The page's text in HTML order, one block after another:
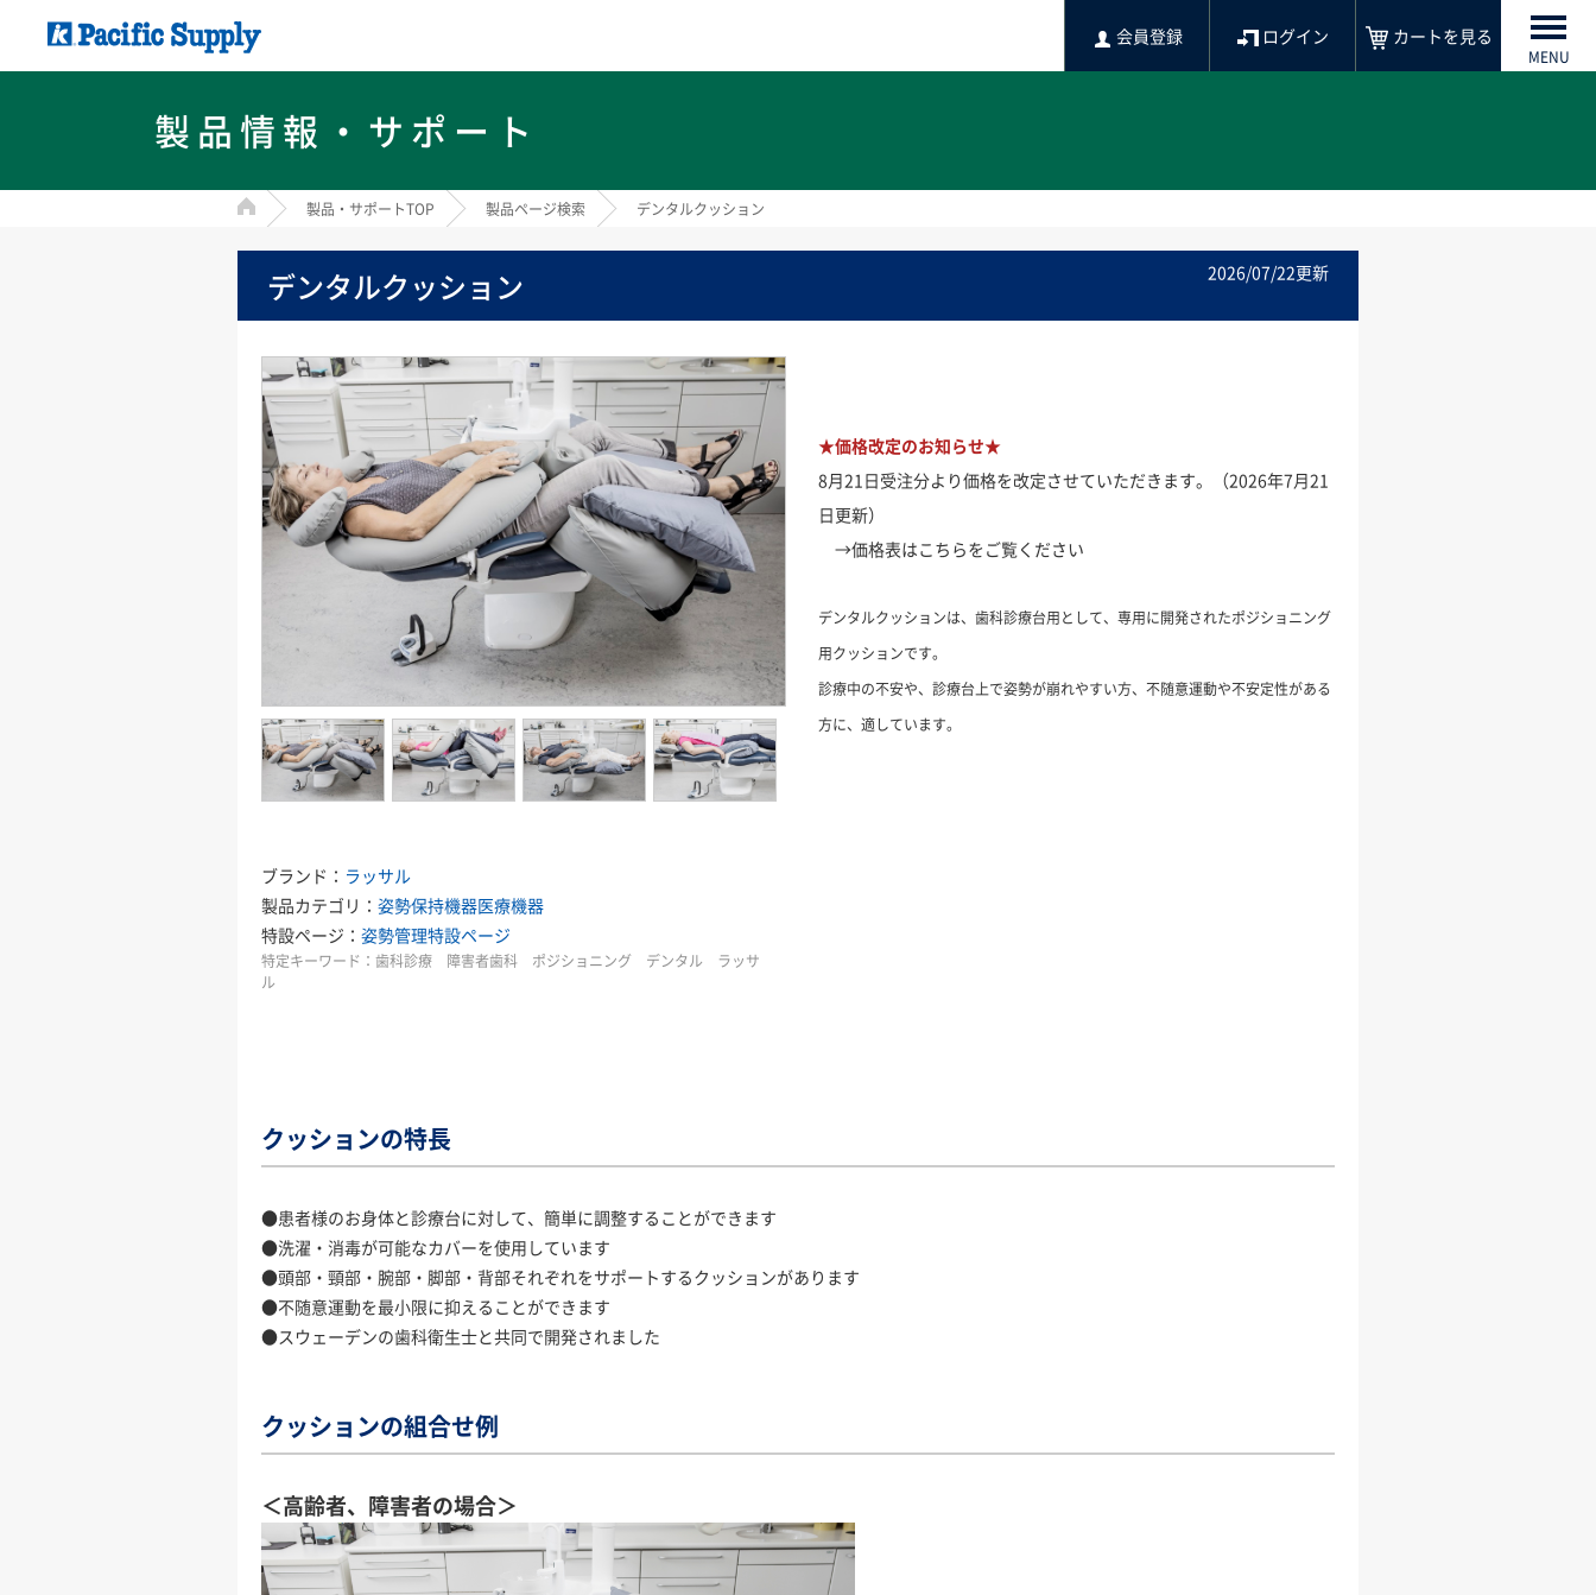
会員登録 ログイン カートを見る
MENU
製品情報・サポート
HOME 製品・サポートTOP 製品ページ検索 デンタルクッション
2026/07/22更新
デンタルクッション
ブランド： ラッサル
製品カテゴリ： 姿勢保持機器医療機器
特設ページ： 姿勢管理特設ページ
特定キーワード： 歯科診療 障害者歯科 ポジショニング デンタル ラッサ
ル
★価格改定のお知らせ★
8月21日受注分より価格を改定させていただきます。（2026年7月21
日更新）
→価格表はこちらをご覧ください
デンタルクッションは、歯科診療台用として、専用に開発されたポジショニング
用クッションです。
診療中の不安や、診療台上で姿勢が崩れやすい方、不随意運動や不安定性がある
方に、適しています。
クッションの特長
●患者様のお身体と診療台に対して、簡単に調整することができます
●洗濯・消毒が可能なカバーを使用しています
●頭部・頸部・腕部・脚部・背部それぞれをサポートするクッションがあります
●不随意運動を最小限に抑えることができます
●スウェーデンの歯科衛生士と共同で開発されました
クッションの組合せ例
＜高齢者、障害者の場合＞